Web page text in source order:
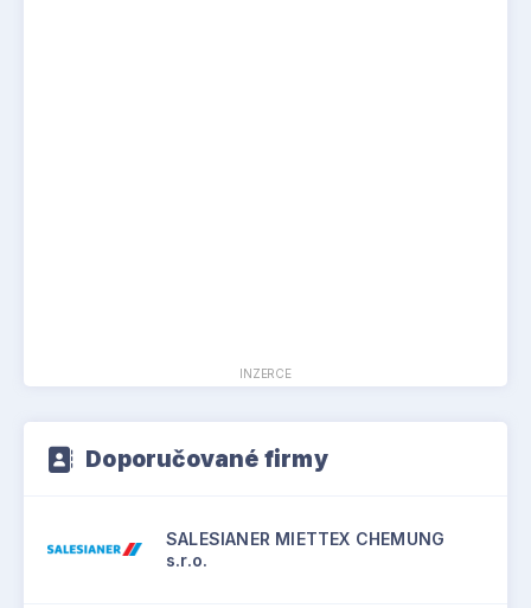
INZERCE
Doporučované firmy
SALESIANER MIETTEX CHEMUNG
s.r.o.